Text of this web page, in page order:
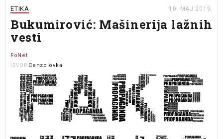
ETIKA 10. MAJ 2019.
Bukumirović: Mašinerija lažnih
vesti
FoNet
IZVOR Cenzolovka